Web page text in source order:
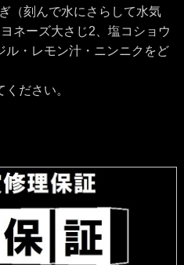
（刻んで水にさらして水気
ネーズ大さじ2、塩コショウ
・レモン汁・ニンニクをど
ください。